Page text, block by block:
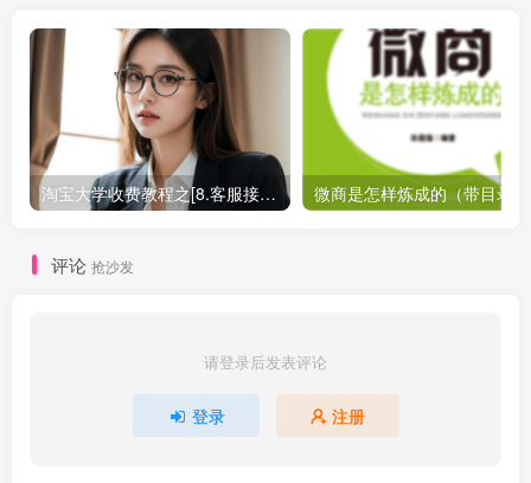
淘宝大学收费教程之[8.客服接待技巧]_电商运营教程
评论 抢沙发
请登录后发表评论
登录 注册